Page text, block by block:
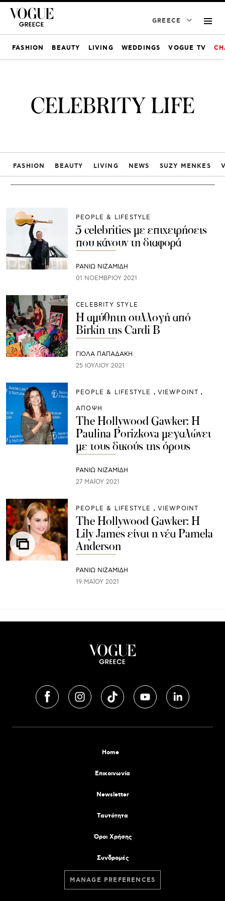
GREECE
FASHION BEAUTY LIVING WEDDINGS VOGUE TV
CELEBRITY LIFE
FASHION BEAUTY LIVING NEWS SUZY MENKES
PEOPLE & LIFESTYLE
5 celebrities με επιχειρήσεις
που κάνουν τη διαφορά
ΡΑΝΙΏ ΝΙΖΑΜΊΔΗ
01 ΝΟΕΜΒΡΊΟΥ 2021
CELEBRITY STYLE
Η αμύθητη συλλογή από
Birkin της Cardi B
ΓΙΌΛΑ ΠΑΠΑΔΆΚΗ
25 ΙΟΥΛΊΟΥ 2021
PEOPLE & LIFESTYLE VIEWPOINT
ΑΠΟΨΗ
The Hollywood Gawker: Η
Paulina Porizkova μεγαλώνει
με τους δικούς της όρους
ΡΑΝΙΏ ΝΙΖΑΜΊΔΗ
27 ΜΑΪ́ΟΥ 2021
PEOPLE & LIFESTYLE VIEWPOINT
The Hollywood Gawker: H
Lily James είναι η νέα Pamela
Anderson
ΡΑΝΙΏ ΝΙΖΑΜΊΔΗ
19 ΜΑΪ́ΟΥ 2021
Home
Επικοινωνία
Newsletter
Tαυτότητα
Όροι Χρήσης
Συνδρομές
MANAGE PREFERENCES